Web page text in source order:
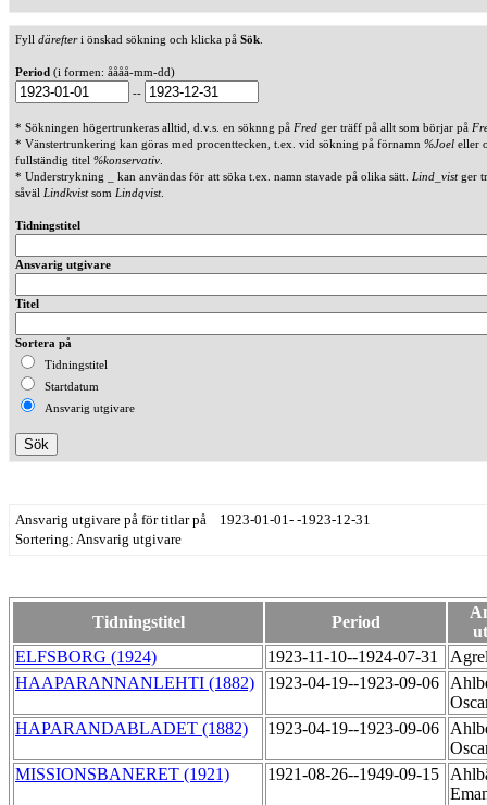
Fyll därefteri önskad sökning och klicka på Sök
Period (i formen: åååå-mm-dd)
--
* Sökningen högertrunkeras alltid, d.v.s. en söknng på Fred ger träff på allt som börjar på
* Vänstertrunkering kan göras med procenttecken, t.ex. vid sökning på förnamn %Joel eller
fullständig titel %konservativ
* Understrykning _ kan användas för att söka t.ex. namn stavade på olika sätt. Lind_vistger
såväl Lindkvistsom Lindqvist.
Tidningstitel
Ansvarig utgivare
Titel
Sortera på
Tidningstitel
Startdatum
Ansvarig utgivare
Ansvarig utgivare på för titlar på 1923-01-01- -1923-12-31
Sortering: Ansvarig utgivare
Tidningstitel Period
ELFSBORG (1924)
1923-11-10--1924-07-31
HAAPARANNANLEHTI (1882)
1923-04-19--1923-09-06
HAPARANDABLADET (1882)
1923-04-19--1923-09-06
MISSIONSBANERET (1921)
1921-08-26--1949-09-15